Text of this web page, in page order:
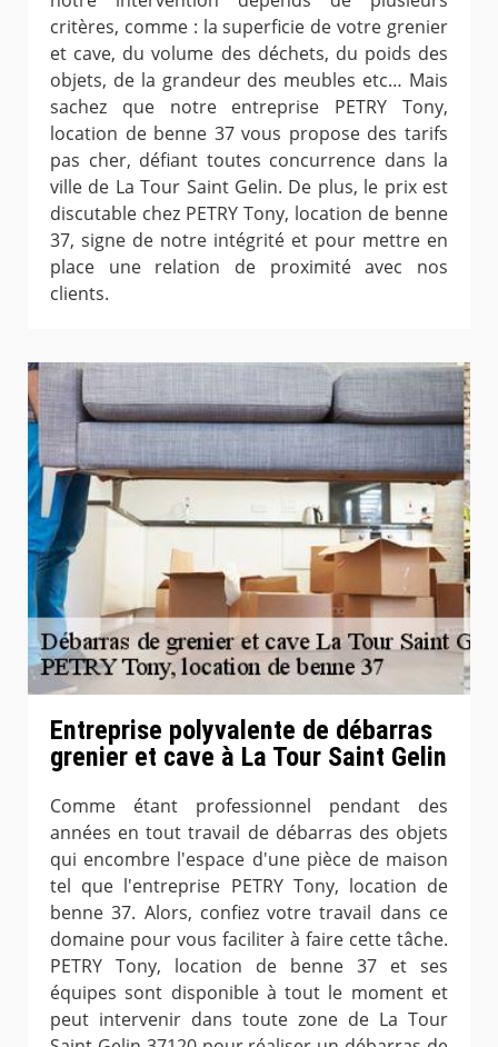
critères, comme : la superficie de votre grenier
et cave, du volume des déchets, du poids des
objets, de la grandeur des meubles etc… Mais
sachez que notre entreprise PETRY Tony,
location de benne 37 vous propose des tarifs
pas cher, défiant toutes concurrence dans la
ville de La Tour Saint Gelin. De plus, le prix est
discutable chez PETRY Tony, location de benne
37, signe de notre intégrité et pour mettre en
place une relation de proximité avec nos
clients.
Entreprise polyvalente de débarras
grenier et cave à La Tour Saint Gelin
Comme étant professionnel pendant des
années en tout travail de débarras des objets
qui encombre l'espace d'une pièce de maison
tel que l'entreprise PETRY Tony, location de
benne 37. Alors, confiez votre travail dans ce
domaine pour vous faciliter à faire cette tâche.
PETRY Tony, location de benne 37 et ses
équipes sont disponible à tout le moment et
peut intervenir dans toute zone de La Tour